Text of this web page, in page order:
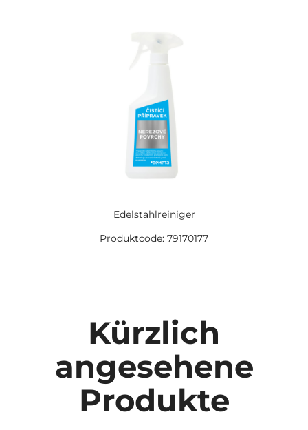
Edelstahlreiniger
Produktcode: 79170177
Kürzlich
angesehene
Produkte